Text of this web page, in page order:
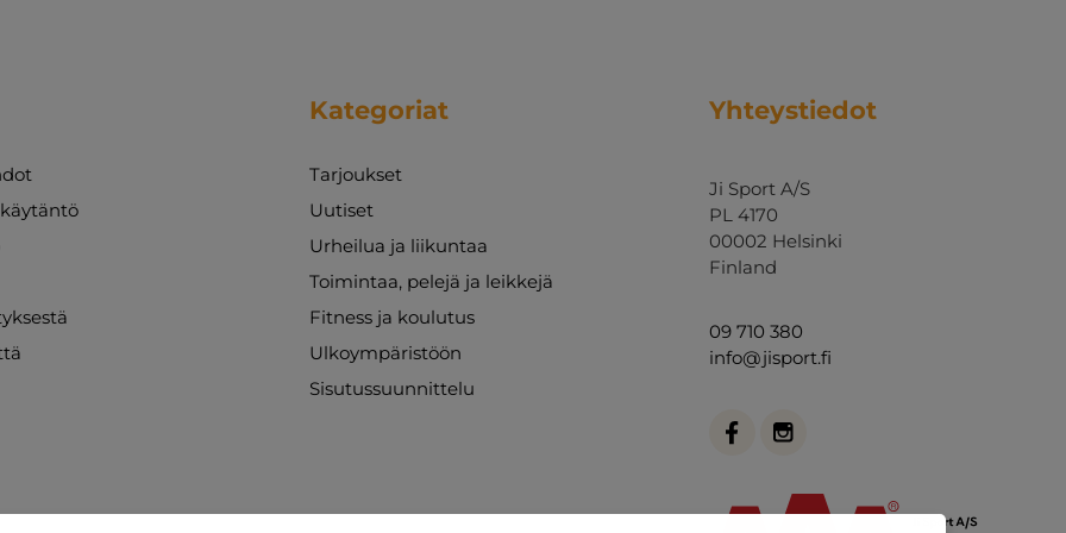
Kategoriat
Tarjoukset
Uutiset
Urheilua ja liikuntaa
Toimintaa, pelejä ja leikkejä
Fitness ja koulutus
Ulkoympäristöön
Sisutussuunnittelu
Yhteystiedot
Ji Sport A/S
PL 4170
00002 Helsinki
Finland
09 710 380
info@jisport.fi